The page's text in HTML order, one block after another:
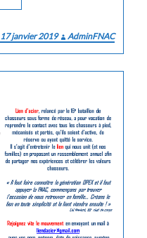
17 janvier 2019 AdminFNAC